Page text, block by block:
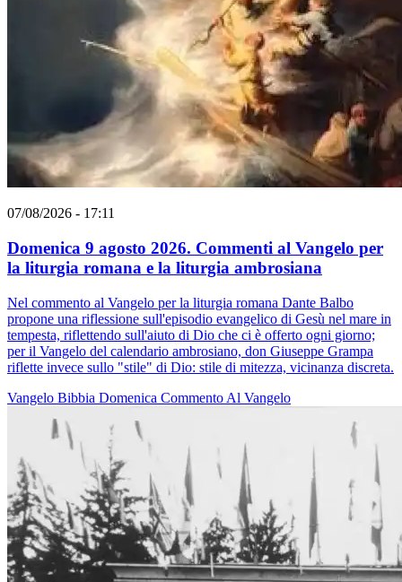
07/08/2026 - 17:11
Domenica 9 agosto 2026. Commenti al Vangelo per
la liturgia romana e la liturgia ambrosiana
Nel commento al Vangelo per la liturgia romana Dante Balbo
propone una riflessione sull'episodio evangelico di Gesù nel mare in
tempesta, riflettendo sull'aiuto di Dio che ci è offerto ogni giorno;
per il Vangelo del calendario ambrosiano, don Giuseppe Grampa
riflette invece sullo "stile" di Dio: stile di mitezza, vicinanza discreta.
Vangelo Bibbia Domenica Commento Al Vangelo